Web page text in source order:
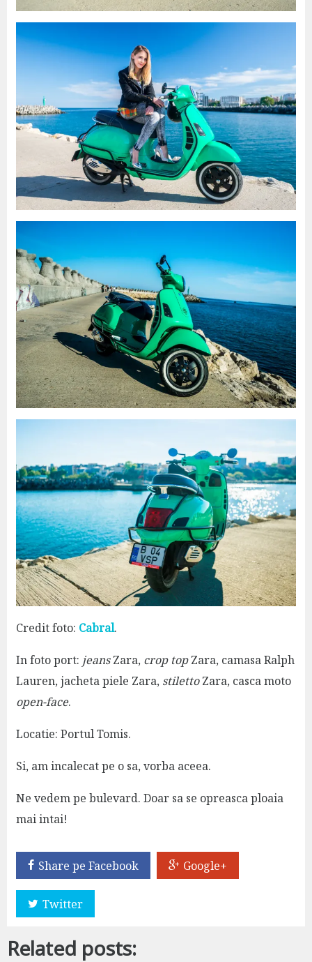
Credit foto: Cabral.
In foto port: jeansZara, crop topZara, camasa Ralph
Lauren, jacheta piele Zara, stilettoZara, casca moto
open-face.
Locatie: Portul Tomis.
Si, am incalecat pe o sa, vorba aceea.
Ne vedem pe bulevard. Doar sa se opreasca ploaia
mai intai!
Share pe Facebook Google+
Twitter
Related posts: